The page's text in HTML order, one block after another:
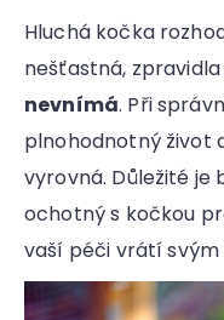
Hluchá kočka
nešťastná,
nevnímá. Při
plnohodnotný život
vyrovná. Důležité je
ochotný s kočkou
vaší péči vrátí